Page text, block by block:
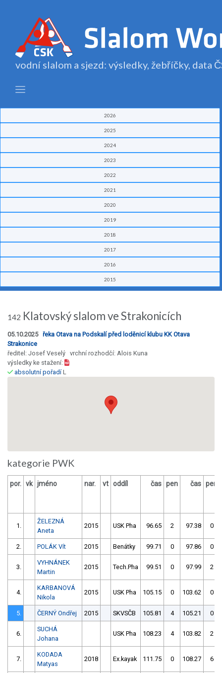
vodní slalom a sjezd: výsledky, žebříčky, data
2026
2025
2024
2023
2022
2021
2020
2019
2018
2017
2016
2015
142 Klatovský slalom ve Strakonicích
05.10.2025 řeka Otava na Podskalí před loděnicí klubu KK Otava
Strakonice
ředitel: Josef Veselý vrchní rozhodčí: Alois Kuna
výsledky ke stažení:
absolutní pořadíL
kategorie PWK
por. vk jméno nar. vt oddíl čas pen čas pen
1.
ŽELEZNÁ
Aneta
2015 USK Pha 96.65 2 97.38 0
2. POLÁK Vít 2015 Benátky 99.71 0 97.86 0
3.
VYHNÁNEK
Martin
2015 Tech.Pha 99.51 0 97.99 2
4.
KARBANOVÁ
Nikola
2015 USK Pha 105.15 0 103.62 0
5. ČERNÝ Ondřej 2015 SKVSČB 105.81 4 105.21 0
6.
SUCHÁ
Johana
USK Pha 108.23 4 103.82 2
7.
KODADA
Matyas
2018 Ex.kayak 111.75 0 108.27 6